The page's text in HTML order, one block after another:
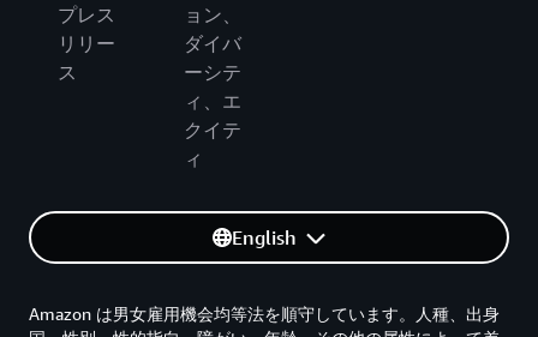
プレス
リリー
ス
ョン、
ダイバ
ーシテ
ィ、エ
クイテ
ィ
English
Amazon は男女雇用機会均等法を順守しています。人種、出身